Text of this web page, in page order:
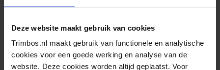
Deze website maakt gebruik van cookies
Trimbos.nl maakt gebruik van functionele en analytische
cookies voor een goede werking en analyse van de
website. Deze cookies worden altijd geplaatst. Voor
Wat weten we over de inhoud van
alcoholreclame?